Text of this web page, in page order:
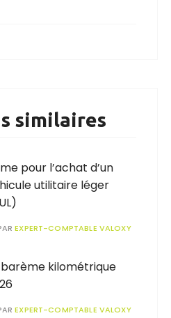
similaires
pour l’achat d’un
utilitaire léger
EXPERT-COMPTABLE VALOXY
barème kilométrique
EXPERT-COMPTABLE VALOXY